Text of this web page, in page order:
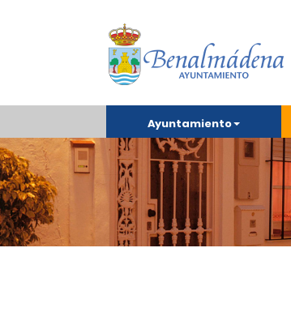
Ayuntamiento